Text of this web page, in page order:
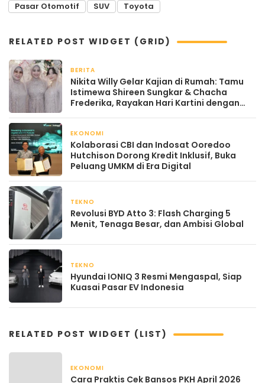
Pasar Otomotif
SUV Toyota
RELATED POST WIDGET (GRID)
BERITA
Nikita Willy Gelar Kajian di Rumah: Tamu
Istimewa Shireen Sungkar & Chacha
Frederika, Rayakan Hari Kartini dengan
EKONOMI
Kolaborasi CBI dan Indosat Ooredoo
Hutchison Dorong Kredit Inklusif, Buka
Peluang UMKM di Era Digital
TEKNO
Revolusi BYD Atto 3: Flash Charging 5
Menit, Tenaga Besar, dan Ambisi Global
TEKNO
Hyundai IONIQ 3 Resmi Mengaspal, Siap
Kuasai Pasar EV Indonesia
RELATED POST WIDGET (LIST)
EKONOMI
Cara Praktis Cek Bansos PKH April 2026